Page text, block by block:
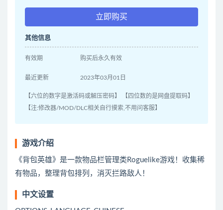
立即购买
其他信息
有效期 购买后永久有效
最近更新 2023年03月01日
【六位的数字是激活码或解压密码】 【四位数的是网盘提取码】
【注:修改器/MOD/DLC相关自行摸索,不用问客服】
游戏介绍
《背包英雄》是一款物品栏管理类Roguelike游戏！收集稀
有物品，整理背包排列，消灭拦路敌人！
中文设置